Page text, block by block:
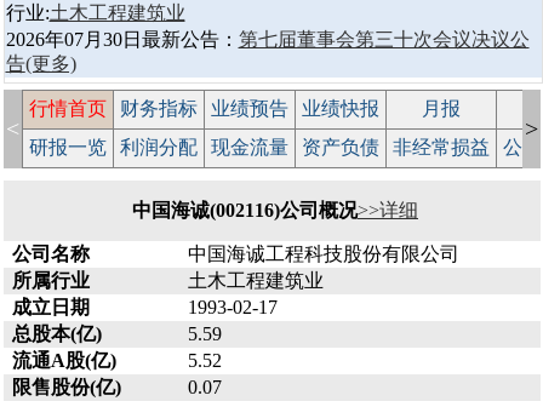
行业:土木工程建筑业
2026年07月30日最新公告： 第七届董事会第三十次会议决议公
告(更多)
<
行情首页 财务指标 业绩预告 业绩快报 月报
研报一览
利润分配 现金流量 资产负债 非经常损益 公
>
中国海诚(002116)公司概况>>详细
公司名称
中国海诚工程科技股份有限公司
所属行业
土木工程建筑业
成立日期
1993-02-17
总股本(亿)
5.59
流通A股(亿)
5.52
限售股份(亿)
0.07